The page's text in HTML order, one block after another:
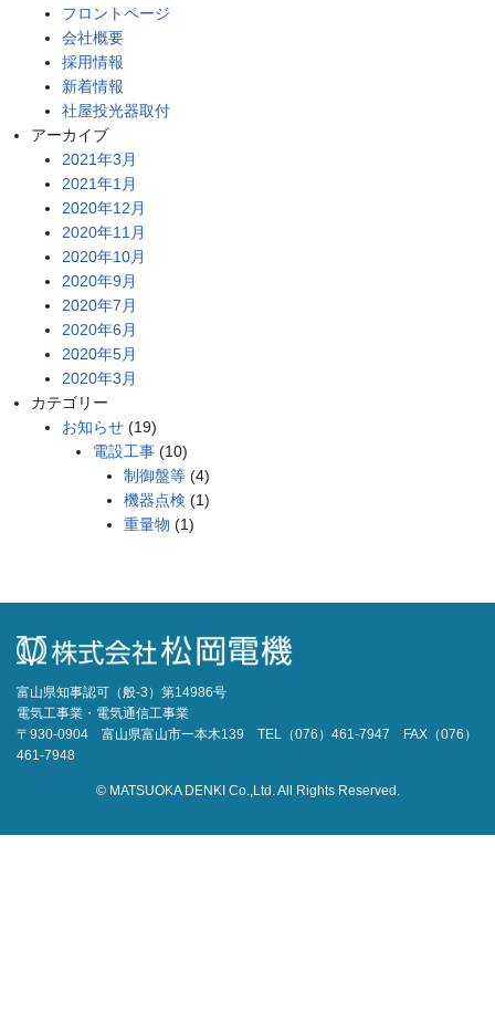
フロントページ
会社概要
採用情報
新着情報
社屋投光器取付
アーカイブ
2021年3月
2021年1月
2020年12月
2020年11月
2020年10月
2020年9月
2020年7月
2020年6月
2020年5月
2020年3月
カテゴリー
お知らせ (19)
電設工事 (10)
制御盤等 (4)
機器点検 (1)
重量物 (1)
富山県知事認可（般-3）第14986号
電気工事業・電気通信工事業
〒930-0904 富山県富山市一本木139 TEL（076）461-7947 FAX（076）
461-7948
© MATSUOKA DENKI Co.,Ltd. All Rights Reserved.